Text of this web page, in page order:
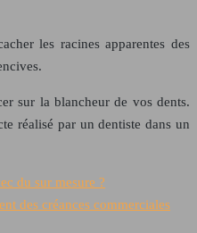
les racines apparentes des
sur la blancheur de vos dents.
réalisé par un dentiste dans un
du sur mesure ?
des créances commerciales